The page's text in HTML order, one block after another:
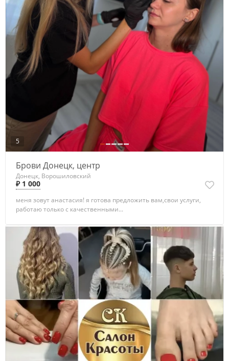
5
Брови Донецк, центр
Донецк, Ворошиловский
₽ 1 000
меня зовут анастасия! я готова предложить вам,свои услуги,
работаю только с качественными...